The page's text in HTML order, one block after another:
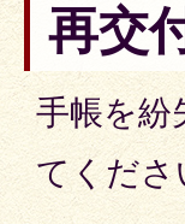
再交
手帳を紛
てくださ